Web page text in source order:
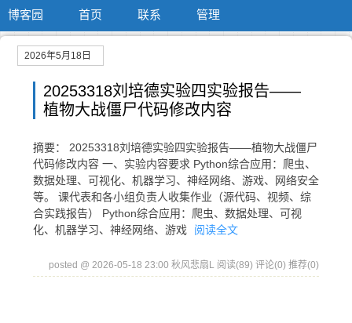
博客园 首页 联系 管理
2026年5月18日
20253318刘培德实验四实验报告——
植物大战僵尸代码修改内容
摘要： 20253318刘培德实验四实验报告——植物大战僵尸
代码修改内容 一、实验内容要求 Python综合应用：爬虫、
数据处理、可视化、机器学习、神经网络、游戏、网络安全
等。 课代表和各小组负责人收集作业（源代码、视频、综
合实践报告） Python综合应用：爬虫、数据处理、可视
化、机器学习、神经网络、游戏
阅读全文
posted @ 2026-05-18 23:00 秋风悲扇L 阅读(89) 评论(0) 推荐(0)